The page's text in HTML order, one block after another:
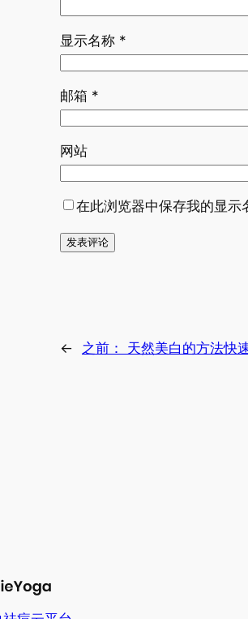
显示名称 *
邮箱 *
网站
在此浏览器中保存我的显示
← 之前： 天然美白的方法快